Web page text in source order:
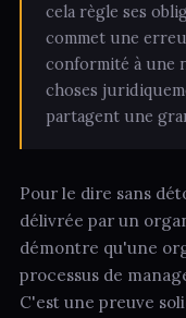
cela règle ses
commet une
conformité à une
choses
partagent une
Pour le dire sans
délivrée par un
démontre qu'une
processus de
C'est une preuve